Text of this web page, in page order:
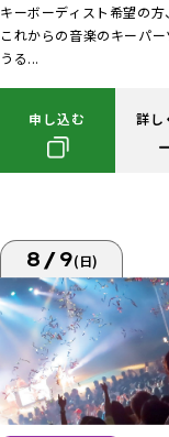
キーボーディスト希望の方
これからの音楽のキーパー
うる...
申し込む 詳し
8/9(日)